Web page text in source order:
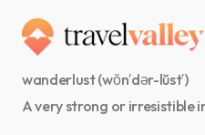
wanderlust (wŏn′dər-lŭst′)
A very strong or irresistible